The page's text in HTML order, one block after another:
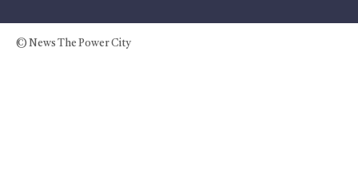
© News The Power City